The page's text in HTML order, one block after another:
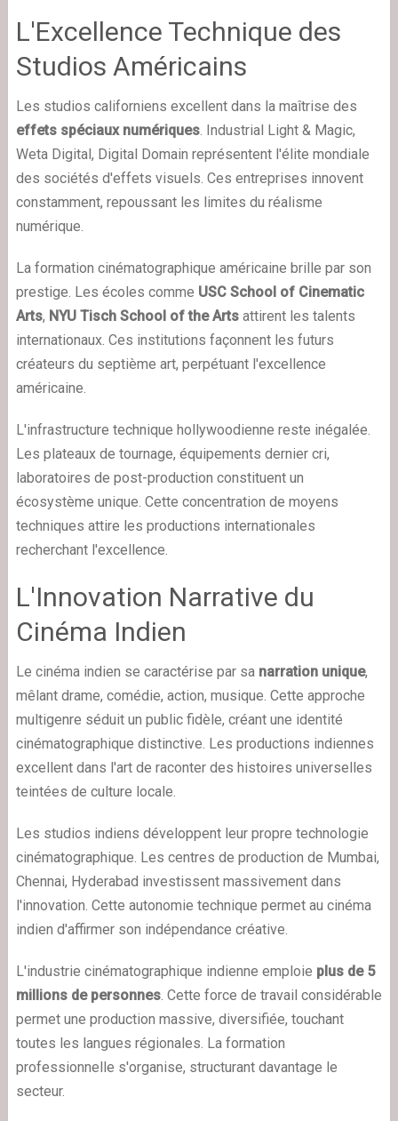
L'Excellence Technique des
Studios Américains
Les studios californiens excellent dans la maîtrise des
effets spéciaux numériques. Industrial Light & Magic,
Weta Digital, Digital Domain représentent l'élite mondiale
des sociétés d'effets visuels. Ces entreprises innovent
constamment, repoussant les limites du réalisme
numérique.
La formation cinématographique américaine brille par son
prestige. Les écoles comme USC School of Cinematic
Arts, NYU Tisch School of the Artsattirent les talents
internationaux. Ces institutions façonnent les futurs
créateurs du septième art, perpétuant l'excellence
américaine.
L'infrastructure technique hollywoodienne reste inégalée.
Les plateaux de tournage, équipements dernier cri,
laboratoires de post-production constituent un
écosystème unique. Cette concentration de moyens
techniques attire les productions internationales
recherchant l'excellence.
L'Innovation Narrative du
Cinéma Indien
Le cinéma indien se caractérise par sa narration unique,
mêlant drame, comédie, action, musique. Cette approche
multigenre séduit un public fidèle, créant une identité
cinématographique distinctive. Les productions indiennes
excellent dans l'art de raconter des histoires universelles
teintées de culture locale.
Les studios indiens développent leur propre technologie
cinématographique. Les centres de production de Mumbai,
Chennai, Hyderabad investissent massivement dans
l'innovation. Cette autonomie technique permet au cinéma
indien d'affirmer son indépendance créative.
L'industrie cinématographique indienne emploie plus de 5
millions de personnes. Cette force de travail considérable
permet une production massive, diversifiée, touchant
toutes les langues régionales. La formation
professionnelle s'organise, structurant davantage le
secteur.